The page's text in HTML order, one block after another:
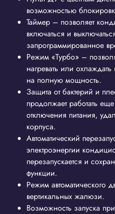
возможностью
Таймер – позволяет
включаться и
запрограммированное
Режим «Турбо» –
нагревать или
на полную мощность.
Защита от бактерий и
продолжает работать
отключения питания,
корпуса.
Автоматический
электроэнергии
перезапускается и
функции.
Режим автоматического
вертикальных жалюзи.
Возможность запуска